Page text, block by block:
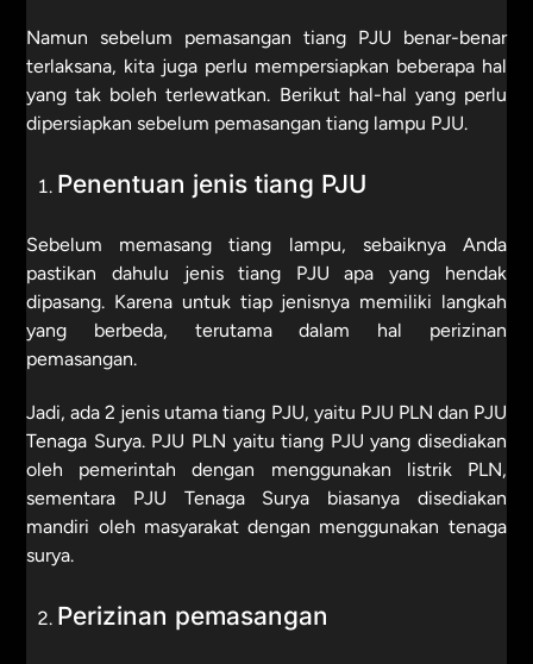
Namun sebelum pemasangan tiang PJU benar-benar
terlaksana, kita juga perlu mempersiapkan beberapa hal
yang tak boleh terlewatkan. Berikut hal-hal yang perlu
dipersiapkan sebelum pemasangan tiang lampu PJU.
Penentuan jenis tiang PJU
Sebelum memasang tiang lampu, sebaiknya Anda
pastikan dahulu jenis tiang PJU apa yang hendak
dipasang. Karena untuk tiap jenisnya memiliki langkah
yang berbeda, terutama dalam hal perizinan
pemasangan.
Jadi, ada 2 jenis utama tiang PJU, yaitu PJU PLN dan PJU
Tenaga Surya. PJU PLN yaitu tiang PJU yang disediakan
oleh pemerintah dengan menggunakan listrik PLN,
sementara PJU Tenaga Surya biasanya disediakan
mandiri oleh masyarakat dengan menggunakan tenaga
surya.
Perizinan pemasangan